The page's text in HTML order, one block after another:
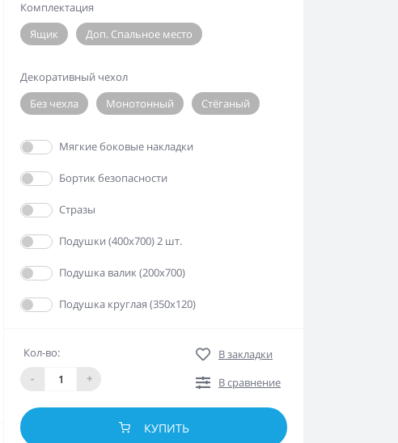
Комплектация
Ящик
Доп. Спальное место
Декоративный чехол
Без чехла
Монотонный Стёганый
Мягкие боковые накладки
Да
Бортик безопасности
Да
Стразы
Да
Подушки (400х700) 2 шт.
Да
Подушка валик (200х700)
Да
Подушка круглая (350х120)
Да
Кол-во:
-
+
В закладки
В сравнение
КУПИТЬ